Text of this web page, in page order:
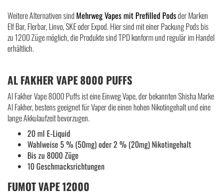
Weitere Alternativen sind Mehrweg Vapes mit Prefilled Podsder Marken
Elf Bar, Flerbar, Linvo, SKE oder Expod. Hier sind mit einer Packung Pods bis
zu 1200 Züge möglich, die Produkte sind TPD konform und regulär im Handel
erhältlich.
AL FAKHER VAPE 8000 PUFFS
Al Fakher Vape 8000 Puffs ist eine Einweg Vape, der bekannten Shisha Marke
Al Fakher, bestens geeignet für Vaper die einen hohen Nikotingehalt und eine
lange Akkulaufzeit bevorzugen.
20 ml E-Liquid
Wahlweise 5 % (50mg) oder 2 % (20mg) Nikotingehalt
Bis zu 8000 Züge
10 Geschmacksrichtungen
FUMOT VAPE 12000